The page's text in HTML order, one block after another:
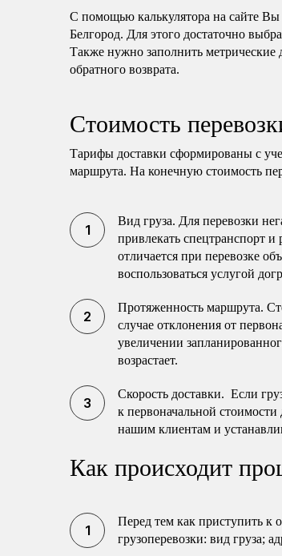
С помощью калькулятора на сайте Вы
Белгород. Для этого достаточно
Также нужно заполнить метрические
обратного возврата.
Стоимость
Тарифы доставки сформированы с
маршрута. На конечную стоимость
Вид груза. Для перевозки
привлекать спецтранспорт
отличается при перевозке
воспользоваться услугой
Протяженность маршрута.
случае отклонения от
увеличении
возрастает.
Скорость доставки. Если
к первоначальной
нашим клиентам и
Как происходит
Перед тем как приступить к
грузоперевозки: вид груза;